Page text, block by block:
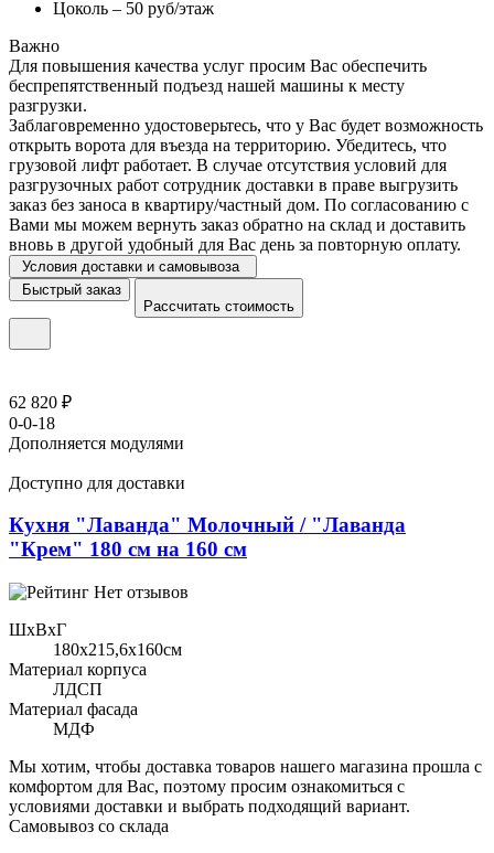
Цоколь – 50 руб/этаж
Важно
Для повышения качества услуг просим Вас обеспечить
беспрепятственный подъезд нашей машины к месту
разгрузки.
Заблаговременно удостоверьтесь, что у Вас будет возможность
открыть ворота для въезда на территорию. Убедитесь, что
грузовой лифт работает. В случае отсутствия условий для
разгрузочных работ сотрудник доставки в праве выгрузить
заказ без заноса в квартиру/частный дом. По согласованию с
Вами мы можем вернуть заказ обратно на склад и доставить
вновь в другой удобный для Вас день за повторную оплату.
Условия доставки и самовывоза
Быстрый заказ
Рассчитать стоимость
62 820 ₽
0-0-18
Дополняется модулями
Доступно для доставки
Кухня "Лаванда" Молочный / "Лаванда
"Крем" 180 см на 160 см
Нет отзывов
ШхВхГ
180x215,6х160см
Материал корпуса
ЛДСП
Материал фасада
МДФ
Мы хотим, чтобы доставка товаров нашего магазина прошла с
комфортом для Вас, поэтому просим ознакомиться с
условиями доставки и выбрать подходящий вариант.
Самовывоз со склада